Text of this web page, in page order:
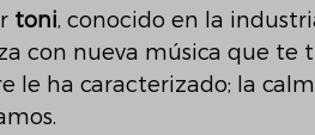
toni, conocido en la
con nueva música que te
le ha caracterizado; la